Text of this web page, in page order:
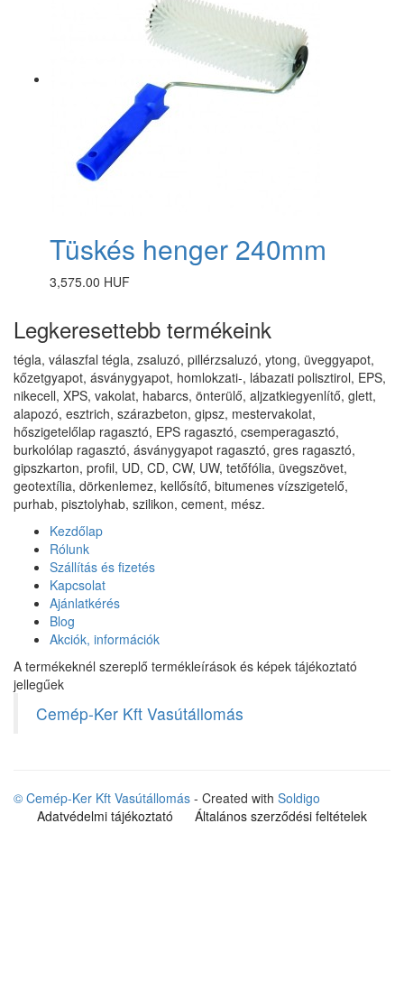
Tüskés henger 240mm
3,575.00 HUF
Legkeresettebb termékeink
tégla, válaszfal tégla, zsaluzó, pillérzsaluzó, ytong, üveggyapot,
kőzetgyapot, ásványgyapot, homlokzati-, lábazati polisztirol, EPS,
nikecell, XPS, vakolat, habarcs, önterülő, aljzatkiegyenlítő, glett,
alapozó, esztrich, szárazbeton, gipsz, mestervakolat,
hőszigetelőlap ragasztó, EPS ragasztó, csemperagasztó,
burkolólap ragasztó, ásványgyapot ragasztó, gres ragasztó,
gipszkarton, profil, UD, CD, CW, UW, tetőfólia, üvegszövet,
geotextília, dörkenlemez, kellősítő, bitumenes vízszigetelő,
purhab, pisztolyhab, szilikon, cement, mész.
Kezdőlap
Rólunk
Szállítás és fizetés
Kapcsolat
Ajánlatkérés
Blog
Akciók, információk
A termékeknél szereplő termékleírások és képek tájékoztató
jellegűek
Cemép-Ker Kft Vasútállomás
© Cemép-Ker Kft Vasútállomás - Created with Soldigo
Adatvédelmi tájékoztató
Általános szerződési feltételek